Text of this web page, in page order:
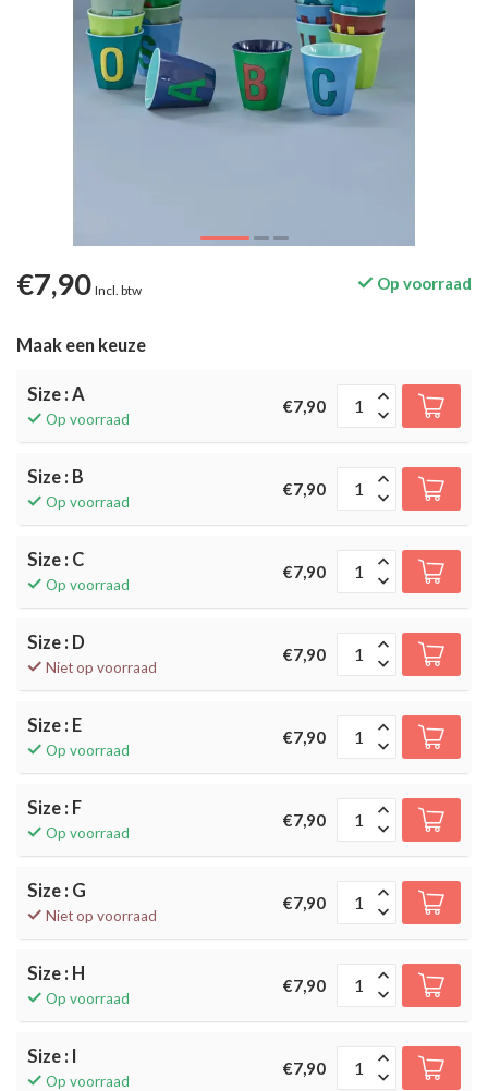
€7,90 Incl. btw Op voorraad
Maak een keuze
Size : A
Op voorraad
€7,90
Size : B
Op voorraad
€7,90
Size : C
Op voorraad
€7,90
Size : D
Niet op voorraad
€7,90
Size : E
Op voorraad
€7,90
Size : F
Op voorraad
€7,90
Size : G
Niet op voorraad
€7,90
Size : H
Op voorraad
€7,90
Size : I
Op voorraad
€7,90